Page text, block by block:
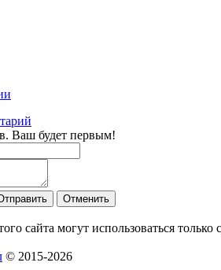
Ваш будет первым!
сайта могут использоваться
© 2015-2026